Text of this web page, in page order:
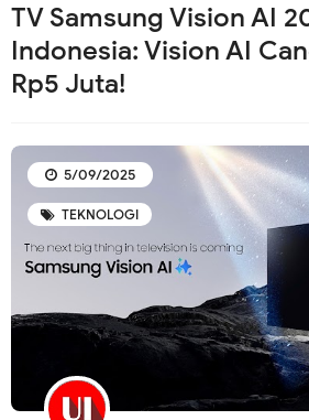
TV Samsung Vision AI
Indonesia: Vision AI
Rp5 Juta!
TEKNOLOGI
5/09/2025